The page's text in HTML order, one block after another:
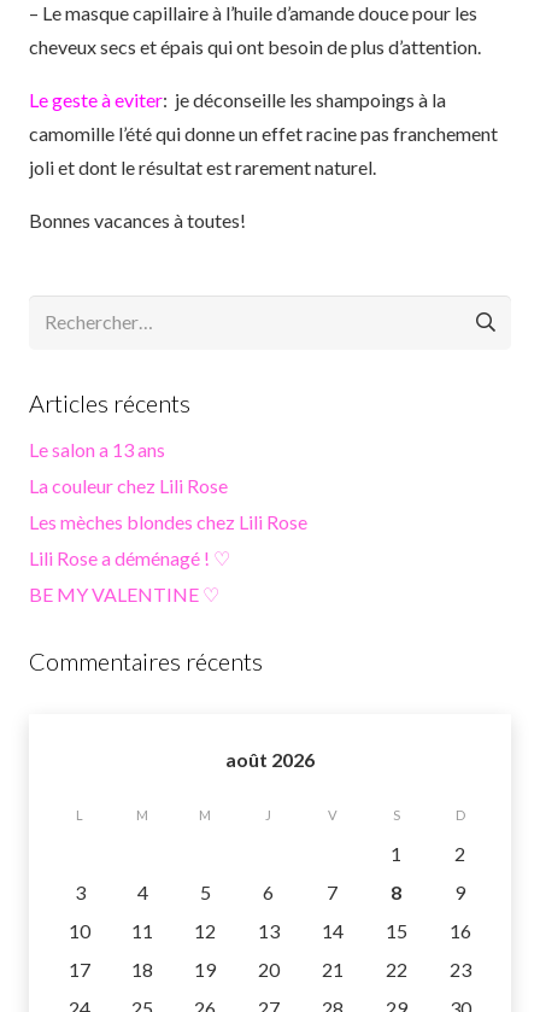
– Le masque capillaire à l’huile d’amande douce pour les
cheveux secs et épais qui ont besoin de plus d’attention.
Le gesteàeviter: je déconseille les shampoings à la
camomille l’été qui donne un effet racine pas franchement
joli et dont le résultat est rarement naturel.
Bonnes vacances à toutes!
Rechercher :
Articles récents
Le salon a 13 ans
La couleur chez Lili Rose
Les mèches blondes chez Lili Rose
Lili Rose a déménagé ! ♡
BE MY VALENTINE ♡
Commentaires récents
août 2026
L M M J V S D
1
2
3
4 5 6 7 8
9
10
11 12 13 14 15
16
17
18 19 20 21 22
23